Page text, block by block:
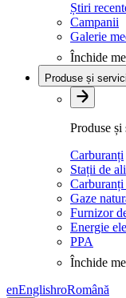
Știri
Campanii
Galerie
Închide
Produse și
Produse și
Carburanți
Stații de
Gaze
Furnizor
Energie
PPA
Închide
enEnglishroRomână